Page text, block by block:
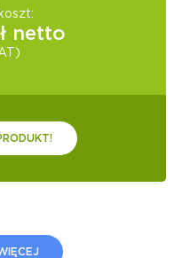
netto